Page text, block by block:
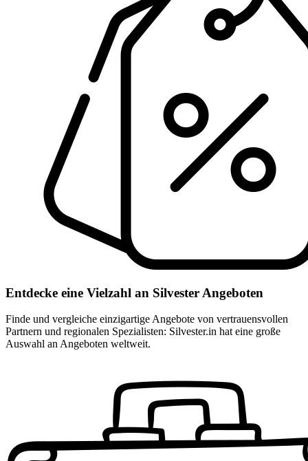
Entdecke eine Vielzahl an Silvester Angeboten
Finde und vergleiche einzigartige Angebote von vertrauensvollen
Partnern und regionalen Spezialisten: Silvester.in hat eine große
Auswahl an Angeboten weltweit.